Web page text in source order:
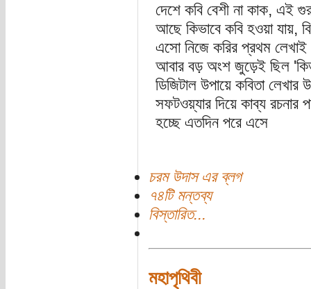
দেশে কবি বেশী না কাক, এই
আছে কিভাবে কবি হওয়া যায়,
এসো নিজে করির প্রথম লেখাই
আবার বড় অংশ জুড়েই ছিল
ডিজিটাল উপায়ে কবিতা
সফটওয়্যার দিয়ে কাব্য রচনার
হচ্ছে এতদিন পরে এসে
চরম উদাস এর ব্লগ
৭৪টি মন্তব্য
বিস্তারিত...
মহাপৃথিবী